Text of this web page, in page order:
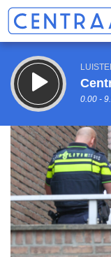
0.00 -
Vorig uur
Inklappen